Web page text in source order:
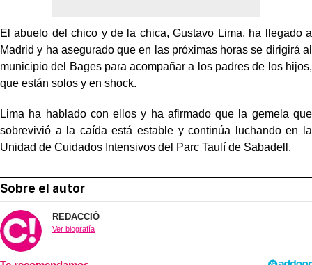
El abuelo del chico y de la chica, Gustavo Lima, ha llegado a
Madrid y ha asegurado que en las próximas horas se dirigirá al
municipio del Bages para acompañar a los padres de los hijos,
que están solos y en shock.
Lima ha hablado con ellos y ha afirmado que la gemela que
sobrevivió a la caída está estable y continúa luchando en la
Unidad de Cuidados Intensivos del Parc Taulí de Sabadell.
Sobre el autor
REDACCIÓ
Ver biografía